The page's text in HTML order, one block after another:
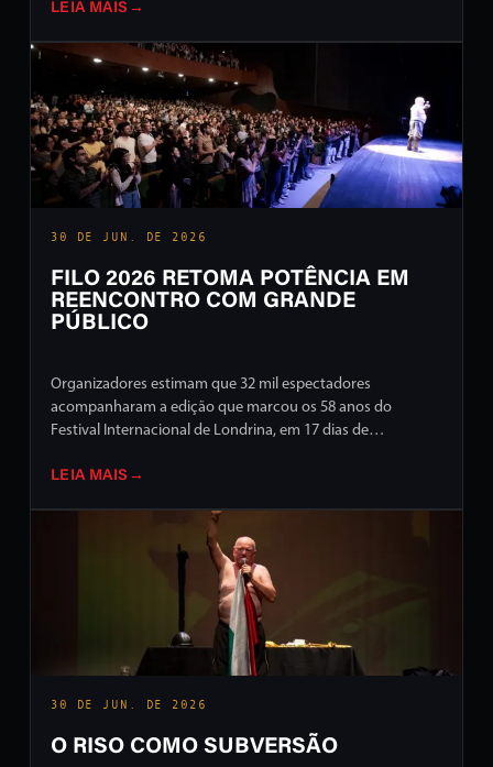
LEIA MAIS →
30 DE JUN. DE 2026
FILO 2026 RETOMA POTÊNCIA EM
REENCONTRO COM GRANDE
PÚBLICO
Organizadores estimam que 32 mil espectadores
acompanharam a edição que marcou os 58 anos do
Festival Internacional de Londrina, em 17 dias de
LEIA MAIS →
30 DE JUN. DE 2026
O RISO COMO SUBVERSÃO